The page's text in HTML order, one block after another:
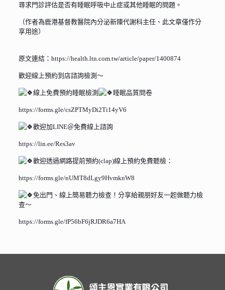
尋求門診評估是否有睡眠呼吸中止症或其他睡眠的問題。
（作者為鹿港基督教醫院內分泌新陳代謝科主任、此文章僅作分
享用途）
原文連結：https://health.ltn.com.tw/article/paper/1400874
歡迎線上預約到店諮詢檢測～
線上免費預約睡眠檢測 睡眠品質問卷
https://forms.gle/csZPTMyDi2Ti14yV6
歡迎加LINE＠免費線上諮詢
https://lin.ee/Res3av
歡迎透過網路提前預約(clap)線上預約免費聽檢：
https://forms.gle/nUMT8dLgy9HvmknW8
免出門、線上簡易聽力檢查！分享給親朋好友一起做聽力檢
查～
https://forms.gle/fP56bF6jRJDR6a7HA